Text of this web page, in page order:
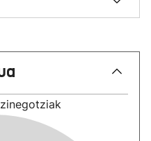
zinegotziak